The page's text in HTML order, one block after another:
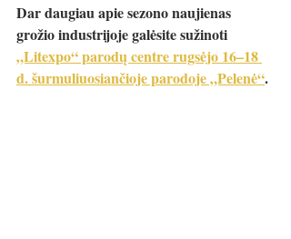
Dar daugiau apie sezono naujienas
grožio industrijoje galėsite sužinoti
„Litexpo“ parodų centre rugsėjo 16–18
d. šurmuliuosiančioje parodoje „Pelenė“.